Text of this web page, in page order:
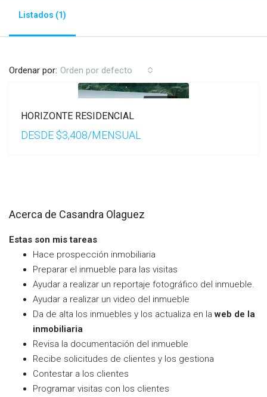
Listados (1)
Ordenar por: Orden por defecto
HORIZONTE RESIDENCIAL
DESDE $3,408/MENSUAL
Acerca de Casandra Olaguez
Estas son mis tareas
Hace prospección inmobiliaria
Preparar el inmueble para las visitas
Ayudar a realizar un reportaje fotográfico del inmueble.
Ayudar a realizar un video del inmueble
Da de alta los inmuebles y los actualiza en laweb de la
inmobiliaria
Revisa la documentación del inmueble
Recibe solicitudes de clientes y los gestiona
Contestar a los clientes
Programar visitas con los clientes